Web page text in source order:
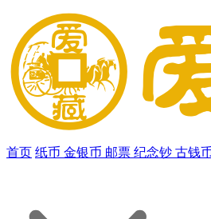
首页 纸币 金银币 邮票 纪念钞 古钱